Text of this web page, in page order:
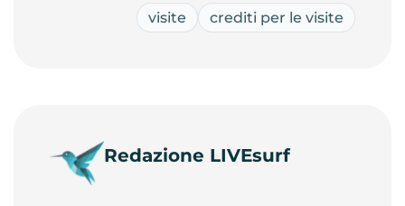
visite crediti per le visite
Redazione LIVEsurf